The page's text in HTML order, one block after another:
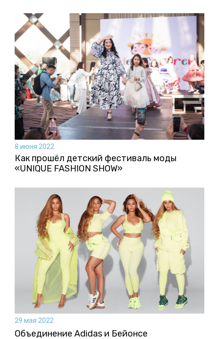
8 июня 2022
Как прошёл детский фестиваль моды
«UNIQUE FASHION SHOW»
29 мая 2022
Объединение Adidas и Бейонсе